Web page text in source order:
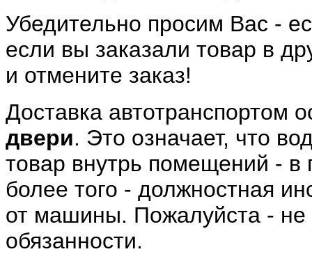
Убедительно просим Вас -
если вы заказали товар в
и отмените заказ!
Доставка автотранспортом
двери. Это означает, что
товар внутрь помещений -
более того - должностная
от машины. Пожалуйста - не
обязанности.